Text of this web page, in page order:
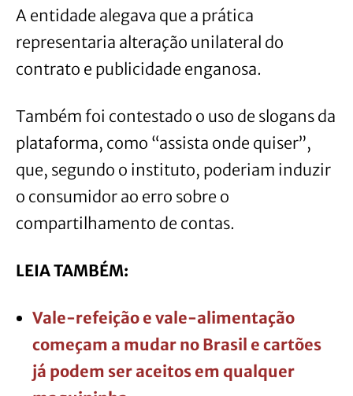
A entidade alegava que a prática
representaria alteração unilateral do
contrato e publicidade enganosa.
Também foi contestado o uso de slogans da
plataforma, como “assista onde quiser”,
que, segundo o instituto, poderiam induzir
o consumidor ao erro sobre o
compartilhamento de contas.
LEIA TAMBÉM:
Vale-refeição e vale-alimentação
começam a mudar no Brasil e cartões
já podem ser aceitos em qualquer